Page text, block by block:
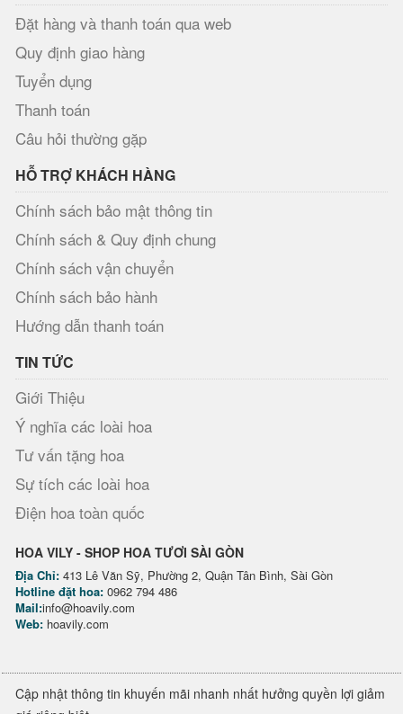
Đặt hàng và thanh toán qua web
Quy định giao hàng
Tuyển dụng
Thanh toán
Câu hỏi thường gặp
HỖ TRỢ KHÁCH HÀNG
Chính sách bảo mật thông tin
Chính sách & Quy định chung
Chính sách vận chuyển
Chính sách bảo hành
Hướng dẫn thanh toán
TIN TỨC
Giới Thiệu
Ý nghĩa các loài hoa
Tư vấn tặng hoa
Sự tích các loài hoa
Điện hoa toàn quốc
HOA VILY - SHOP HOA TƯƠI SÀI GÒN
Địa Chỉ: 413 Lê Văn Sỹ, Phường 2, Quận Tân Bình, Sài Gòn
Hotline đặt hoa: 0962 794 486
Mail:info@hoavily.com
Web: hoavily.com
Cập nhật thông tin khuyến mãi nhanh nhất hưởng quyền lợi giảm